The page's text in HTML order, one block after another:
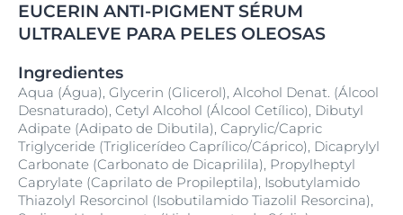
EUCERIN ANTI-PIGMENT SÉRUM
ULTRALEVE PARA PELES OLEOSAS
Ingredientes
Aqua (Água), Glycerin (Glicerol), Alcohol Denat. (Álcool
Desnaturado), Cetyl Alcohol (Álcool Cetílico), Dibutyl
Adipate (Adipato de Dibutila), Caprylic/Capric
Triglyceride (Triglicerídeo Caprílico/Cáprico), Dicaprylyl
Carbonate (Carbonato de Dicaprilila), Propylheptyl
Caprylate (Caprilato de Propileptila), Isobutylamido
Thiazolyl Resorcinol (Isobutilamido Tiazolil Resorcina),